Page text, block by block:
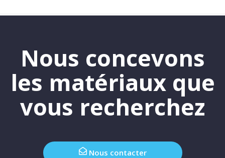
Nous concevons
les matériaux que
vous recherchez
Nous contacter